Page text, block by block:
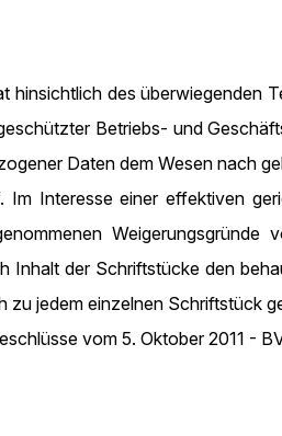
hinsichtlich des
Betriebs- und
Daten dem Wesen nach
Interesse einer effektiven
der Schriftstücke den
zu jedem einzelnen Schriftstück
vom 5. Oktober 2011 -